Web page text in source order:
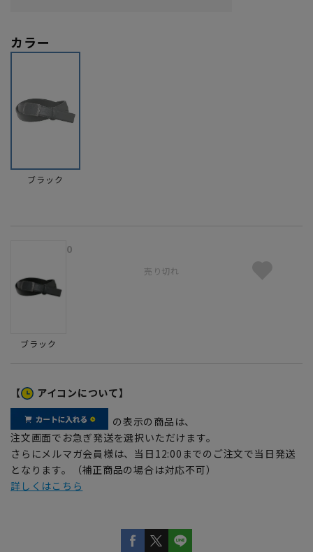
カラー
ブラック
ブラック
0
売り切れ
【 アイコンについて】
の表示の商品は、
注文画面でお急ぎ発送を選択いただけます。
さらにメルマガ会員様は、当日12:00までのご注文で当日発送
となります。（補正商品の場合は対応不可）
詳しくはこちら